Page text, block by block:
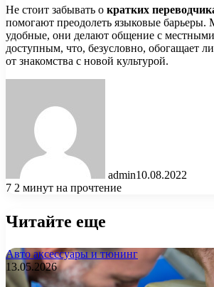
Не стоит забывать о кратких
помогают преодолеть языковые барьеры.
удобные, они делают общение с
доступным, что, безусловно, обогащает
от знакомства с новой культурой.
admin10.08.2022
7 2 минут на прочтение
Читайте еще
Авто аксессуары и тюнинг
13.05.2026